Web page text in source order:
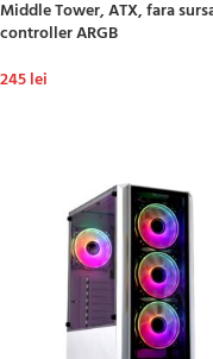
Middle Tower, ATX, fara
controller ARGB
245lei